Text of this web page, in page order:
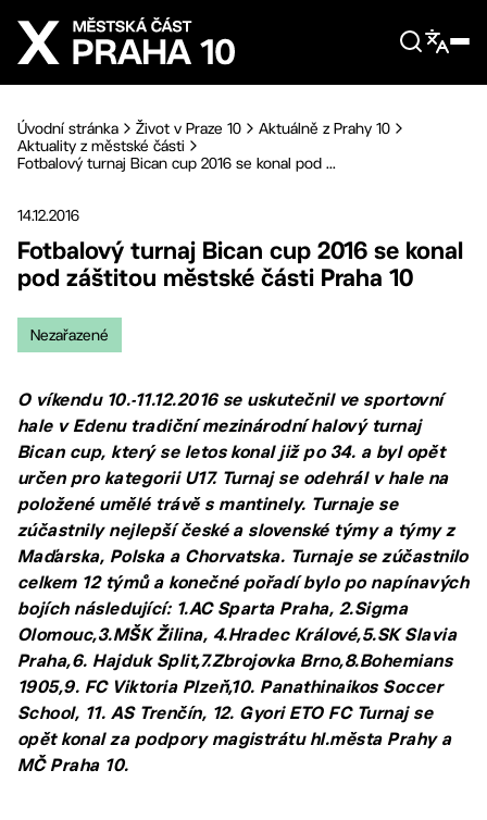
Přejít na hlavní obsah
Úvodní stránka Život v Praze 10
Aktuálně z Prahy 10
Aktuality z městské části
Fotbalový turnaj Bican cup 2016 se konal pod ...
14.12.2016
Fotbalový turnaj Bican cup 2016 se konal
pod záštitou městské části Praha 10
Nezařazené
O víkendu 10.-11.12.2016 se uskutečnil ve sportovní
hale v Edenu tradiční mezinárodní halový turnaj
Bican cup, který se letos konal již po 34. a byl opět
určen pro kategorii U17. Turnaj se odehrál v hale na
položené umělé trávě s mantinely. Turnaje se
zúčastnily nejlepší české a slovenské týmy a týmy z
Maďarska, Polska a Chorvatska. Turnaje se zúčastnilo
celkem 12 týmů a konečné pořadí bylo po napínavých
bojích následující: 1.AC Sparta Praha, 2.Sigma
Olomouc,3.MŠK Žilina, 4.Hradec Králové,5.SK Slavia
Praha,6. Hajduk Split,7.Zbrojovka Brno,8.Bohemians
1905,9. FC Viktoria Plzeň,10. Panathinaikos Soccer
School, 11. AS Trenčín, 12. Gyori ETO FC Turnaj se
opět konal za podpory magistrátu hl.města Prahy a
MČ Praha 10.